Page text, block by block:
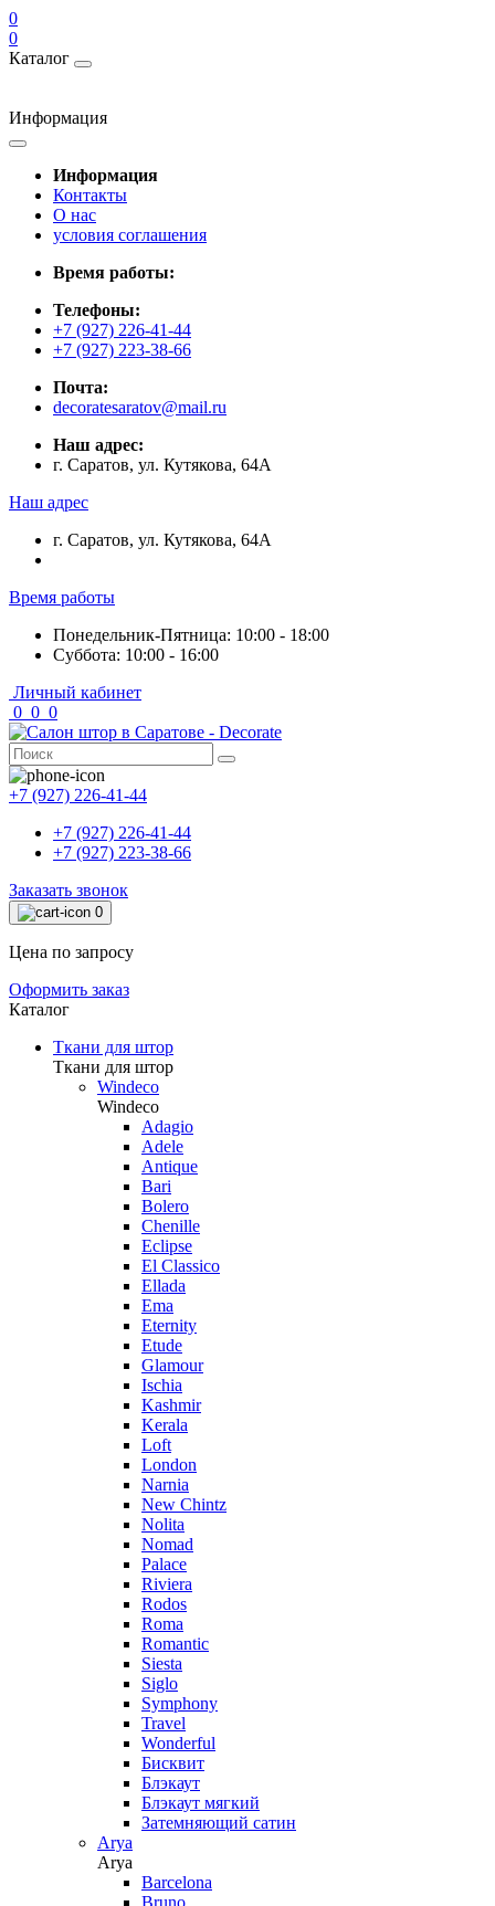
0
0
Каталог
Информация
Информация
Контакты
О нас
условия соглашения
Время работы:
Телефоны:
+7 (927) 226-41-44
+7 (927) 223-38-66
Почта:
decoratesaratov@mail.ru
Наш адрес:
г. Саратов, ул. Кутякова, 64А
Наш адрес
г. Саратов, ул. Кутякова, 64А
Время работы
Понедельник-Пятница: 10:00 - 18:00
Суббота: 10:00 - 16:00
Личный кабинет
0 0 0
+7 (927) 226-41-44
+7 (927) 226-41-44
+7 (927) 223-38-66
Заказать звонок
0
Цена по запросу
Оформить заказ
Каталог
Ткани для штор
Ткани для штор
Windeco
Windeco
Adagio
Adele
Antique
Bari
Bolero
Chenille
Eclipse
El Classico
Ellada
Ema
Eternity
Etude
Glamour
Ischia
Kashmir
Kerala
Loft
London
Narnia
New Chintz
Nolita
Nomad
Palace
Riviera
Rodos
Roma
Romantic
Siesta
Siglo
Symphony
Travel
Wonderful
Бисквит
Блэкаут
Блэкаут мягкий
Затемняющий сатин
Arya
Arya
Barcelona
Bruno